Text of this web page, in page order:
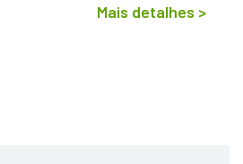
Mais detalhes >